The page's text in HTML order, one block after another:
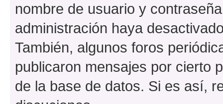
nombre de usuario y
administración haya
También, algunos foros
publicaron mensajes por cierto
de la base de datos. Si es así,